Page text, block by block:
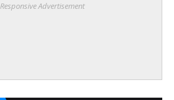
Responsive Advertisement